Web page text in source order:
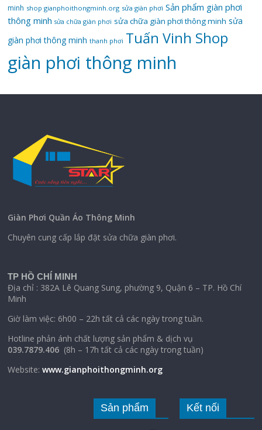
minh shop gianphoithongminh.org sửa giàn phơi Sản phẩm giàn phơi
thông minh sửa chữa giàn phơi sửa chữa giàn phơi thông minh sửa
giàn phơi thông minh thanh phơi Tuấn Vinh Shop
‌giàn‌ ‌phơi‌ ‌thông‌ ‌minh
Giàn Phơi Quần Áo Thông Minh
Chuyên cung cấp lắp đặt sửa chữa giàn phơi.
TP HỒ CHÍ MINH
Địa chỉ : 382A Lê Quang Sung, phường 9, Quận 6 – TP. Hồ Chí
Minh
Giờ làm việc: 6h00 – 22h tất cả các ngày trong tuần.
Hotline phản ánh chất lượng sản phẩm & dịch vụ
039.7879.406 (8h – 17h tất cả các ngày trong tuần)
Website:www.gianphoithongminh.org
Sản phẩm Kết nối